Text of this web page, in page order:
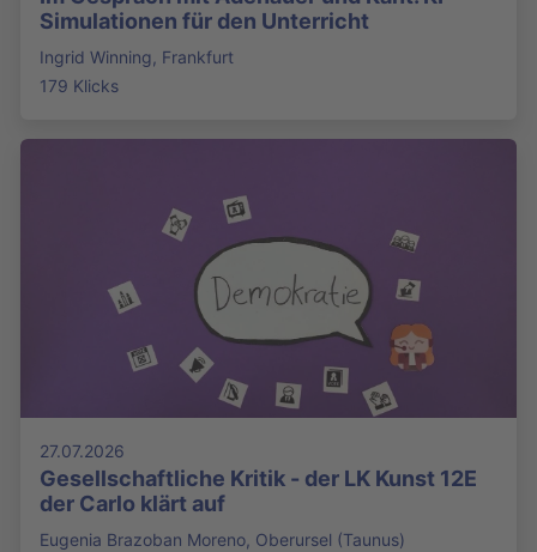
Simulationen für den Unterricht
Ingrid Winning, Frankfurt
179 Klicks
27.07.2026
Gesellschaftliche Kritik - der LK Kunst 12E
der Carlo klärt auf
Eugenia Brazoban Moreno, Oberursel (Taunus)